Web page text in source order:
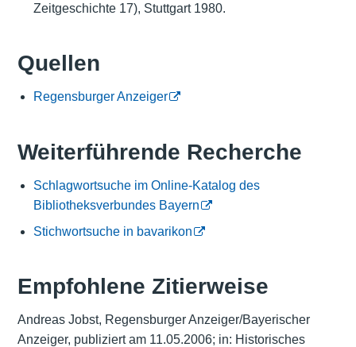
Zeitgeschichte 17), Stuttgart 1980.
Quellen
Regensburger Anzeiger
Weiterführende Recherche
Schlagwortsuche im Online-Katalog des
Bibliotheksverbundes Bayern
Stichwortsuche in bavarikon
Empfohlene Zitierweise
Andreas Jobst, Regensburger Anzeiger/Bayerischer
Anzeiger, publiziert am 11.05.2006; in: Historisches